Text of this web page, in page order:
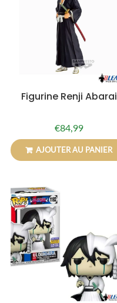
Figurine Renji Abarai
Prix
régulier
€84,99€84,99
AJOUTER AU PANIER